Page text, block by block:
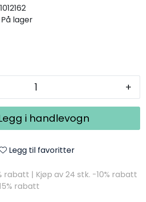
1012162
På lager
+
i handlevogn
Legg til favoritter
rabatt | Kjøp av 24 stk. -10% rabatt
rabatt